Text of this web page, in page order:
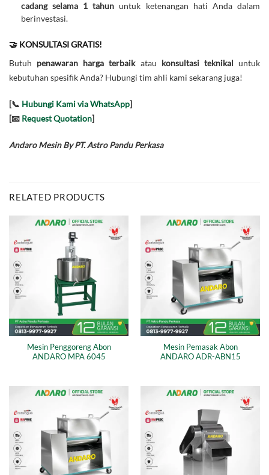
cadang selama 1 tahun untuk ketenangan hati Anda dalam
berinvestasi.
🤝 KONSULTASI GRATIS!
Butuh penawaran harga terbaikatau konsultasi teknikal untuk
kebutuhan spesifik Anda? Hubungi tim ahli kami sekarang juga!
[📞 Hubungi Kami via WhatsApp]
[📧 Request Quotation]
Andaro Mesin By PT. Astro Pandu Perkasa
RELATED PRODUCTS
Mesin Penggoreng Abon
ANDARO MPA 6045
Mesin Pemasak Abon
ANDARO ADR-ABN15